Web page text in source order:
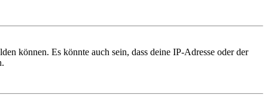
können. Es könnte auch sein, dass deine IP-Adresse oder der